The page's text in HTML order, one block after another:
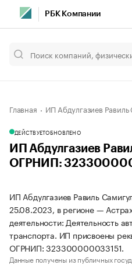
РБК Компании
Главная ИП Абдулгазиев Равиль
ДЕЙСТВУЕТОБНОВЛЕНО
ИП Абдулгазиев
ОГРНИП:
ИП Абдулгазиев Равиль
25.08.2023, в регионе —
деятельности: Деятельность
транспорта. ИП присвоены
ОГРНИП: 323300000033151.
Данные получены из публичных